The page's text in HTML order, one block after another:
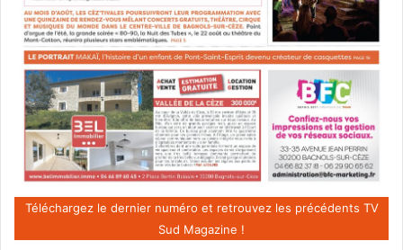
Téléchargez le dernier numéro et retrouvez les précédents TV
Sud Magazine !